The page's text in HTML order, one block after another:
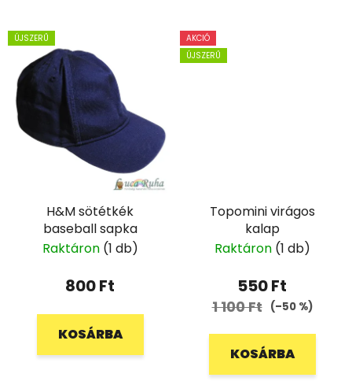
ÚJSZERŰ
H&M sötétkék
baseball sapka
Raktáron (1 db)
800 Ft
KOSÁRBA
AKCIÓ
ÚJSZERŰ
Topomini virágos
kalap
Raktáron (1 db)
550 Ft
1 100 Ft (–50 %)
KOSÁRBA